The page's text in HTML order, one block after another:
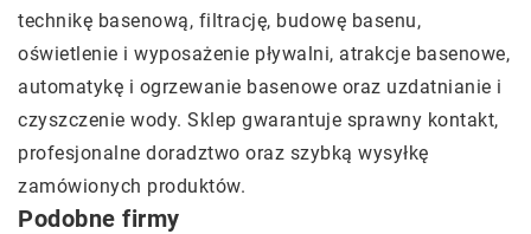
technikę basenową, filtrację, budowę basenu,
oświetlenie i wyposażenie pływalni, atrakcje basenowe,
automatykę i ogrzewanie basenowe oraz uzdatnianie i
czyszczenie wody. Sklep gwarantuje sprawny kontakt,
profesjonalne doradztwo oraz szybką wysyłkę
zamówionych produktów.
Podobne firmy